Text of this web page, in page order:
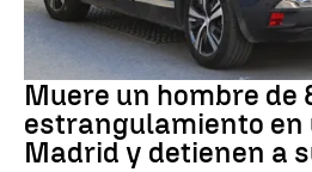
Muere un hombre de
estrangulamiento en
Madrid y detienen a